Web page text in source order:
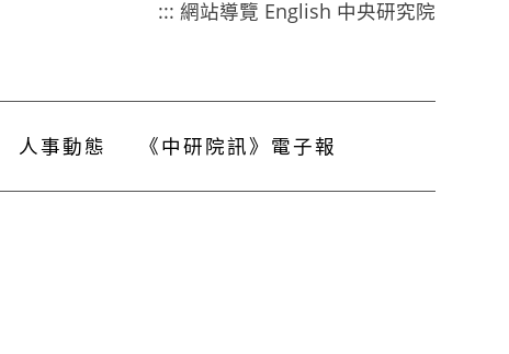
::: 網站導覽 English 中央研究院
人事動態 《中研院訊》電子報